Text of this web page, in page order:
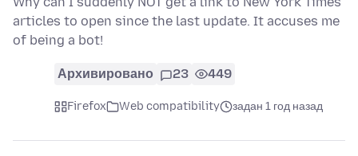
articles to open since the last update. It accuses me
of being a bot!
Архивировано 23 449
Firefox Web compatibility задан 1 год назад